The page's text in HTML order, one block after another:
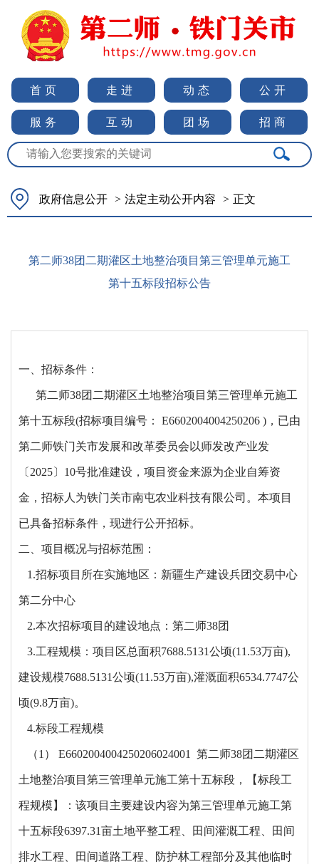
首页 走进 动态 公开
服务 互动 团场 招商
政府信息公开 > 法定主动公开内容 > 正文
第二师38团二期灌区土地整治项目第三管理单元施工
第十五标段招标公告
一、 招标条件 ：
第二师38团二期灌区土地整治项目第三管理单元施工
第十五标段(招标项目编号： E6602004004250206 )，已由
第二师铁门关市发展和改革委员会 以师发改产业发
〔 2025〕10号批准建设，项目资金来源为企业自筹资
金，招标人为铁门关市南屯农业科技有限公司。本项目
已具备招标条件，现进行公开招标。
二、项目概况与招标范围：
1.招标项目所在实施地区：新疆生产建设兵团交易中心
第二分中心
2.本次招标项目的建设地点：第二师38团
3.工程规模：项目区总面积7688.5131公顷(11.53万亩),
建设规模7688.5131公顷(11.53万亩),灌溉面积6534.7747公
顷(9.8万亩)。
4.标段工程规模
（1） E6602004004250206024001 第二师38团二期灌区
土地整治项目第三管理单元施工第十五标段，【标段工
程规模】：该项目主要建设内容为第三管理单元施工第
十五标段6397.31亩土地平整工程、田间灌溉工程、田间
排水工程、田间道路工程、防护林工程部分及其他临时